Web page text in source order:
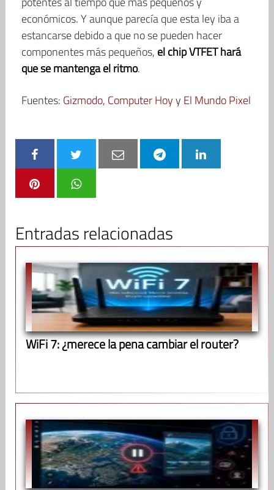
económicos. Y aunque parecía que esta ley iba a
estancarse debido a que no se pueden hacer
componentes más pequeños, el chip VTFET hará
que se mantenga el ritmo.
Fuentes: Gizmodo, Computer Hoyy El Mundo Pixel
Entradas relacionadas
WiFi 7: ¿merece la pena cambiar el router?